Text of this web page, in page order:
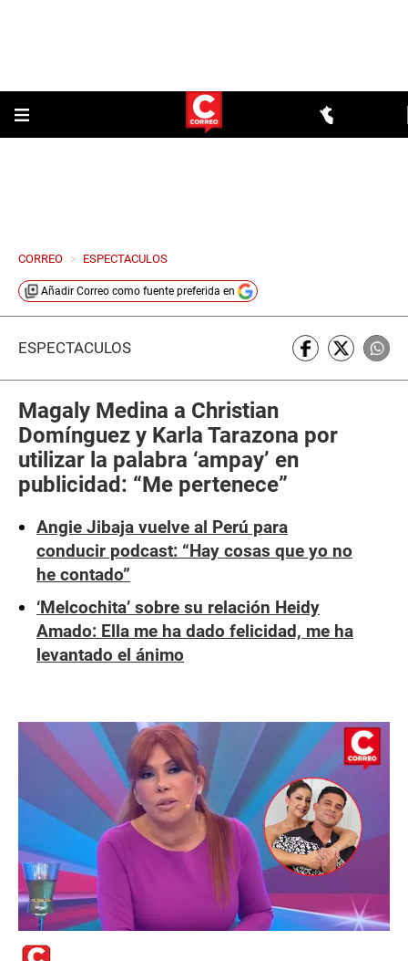
CORREO > ESPECTACULOS
Añadir Correo como fuente preferida en
ESPECTÁCULOS
Magaly Medina a Christian
Domínguez y Karla Tarazona por
utilizar la palabra ‘ampay’ en
publicidad: “Me pertenece”
Angie Jibaja vuelve al Perú para
conducir podcast: “Hay cosas que yo no
he contado”
‘Melcochita’ sobre su relación Heidy
Amado: Ella me ha dado felicidad, me ha
levantado el ánimo